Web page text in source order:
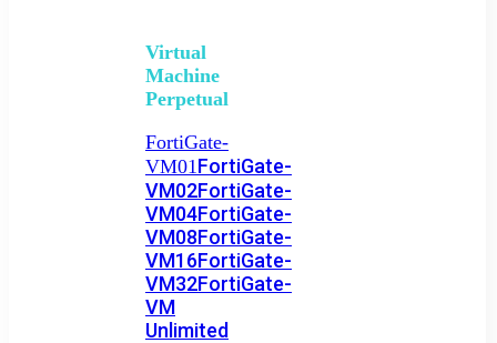
Virtual
Machine
Perpetual
FortiGate-
VM01FortiGate-
VM02FortiGate-
VM04FortiGate-
VM08FortiGate-
VM16FortiGate-
VM32FortiGate-
VM
Unlimited